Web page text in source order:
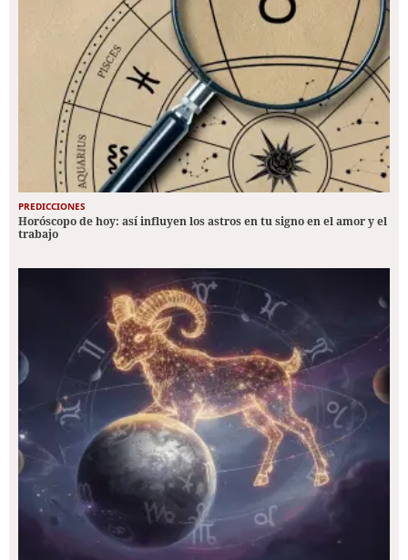
PREDICCIONES
Horóscopo de hoy: así influyen los astros en tu signo en el amor y el
trabajo